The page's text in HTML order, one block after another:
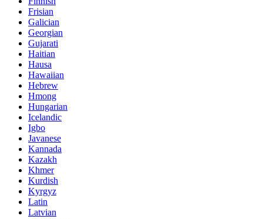
Frisian
Galician
Georgian
Gujarati
Haitian
Hausa
Hawaiian
Hebrew
Hmong
Hungarian
Icelandic
Igbo
Javanese
Kannada
Kazakh
Khmer
Kurdish
Kyrgyz
Latin
Latvian